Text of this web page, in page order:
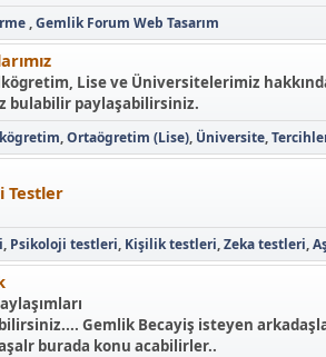
Gemlik Forum Web Tasarım
Lise ve Üniversitelerimiz
bulabilir paylaşabilirsiniz.
Ortaögretim (Lise) Üniversite
Testler
Psikoloji testleri Kişilik testleri Zeka testleri
Gemlik Becayiş isteyen
burada konu acabilirler..